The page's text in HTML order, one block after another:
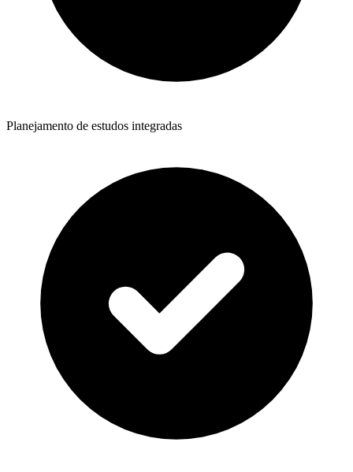
Planejamento de estudos integradas